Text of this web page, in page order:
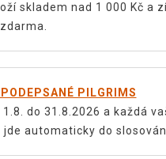
skladem nad 1 000 Kč a
PILGRIMS
1.8. do 31.8.2026 a každá
jde automaticky do